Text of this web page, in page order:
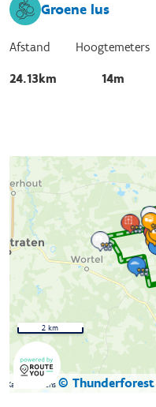
Groene lus
Afstand
24.13km
Hoogtemeters
14m
Kaartgegevens © Thunderforest
2 km